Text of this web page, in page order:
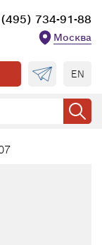
734-91-88
Москва
EN